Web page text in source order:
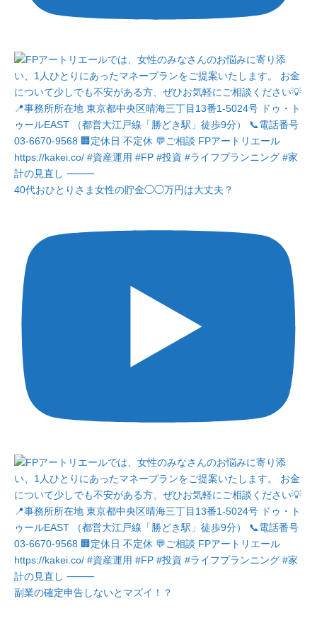
40代おひとりさま女性の貯金◯◯万円は大丈夫？
副業の確定申告しないとマズイ！？